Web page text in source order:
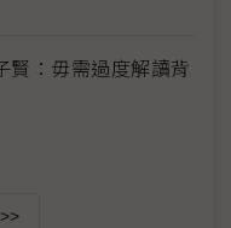
：毋需過度解讀背
>>